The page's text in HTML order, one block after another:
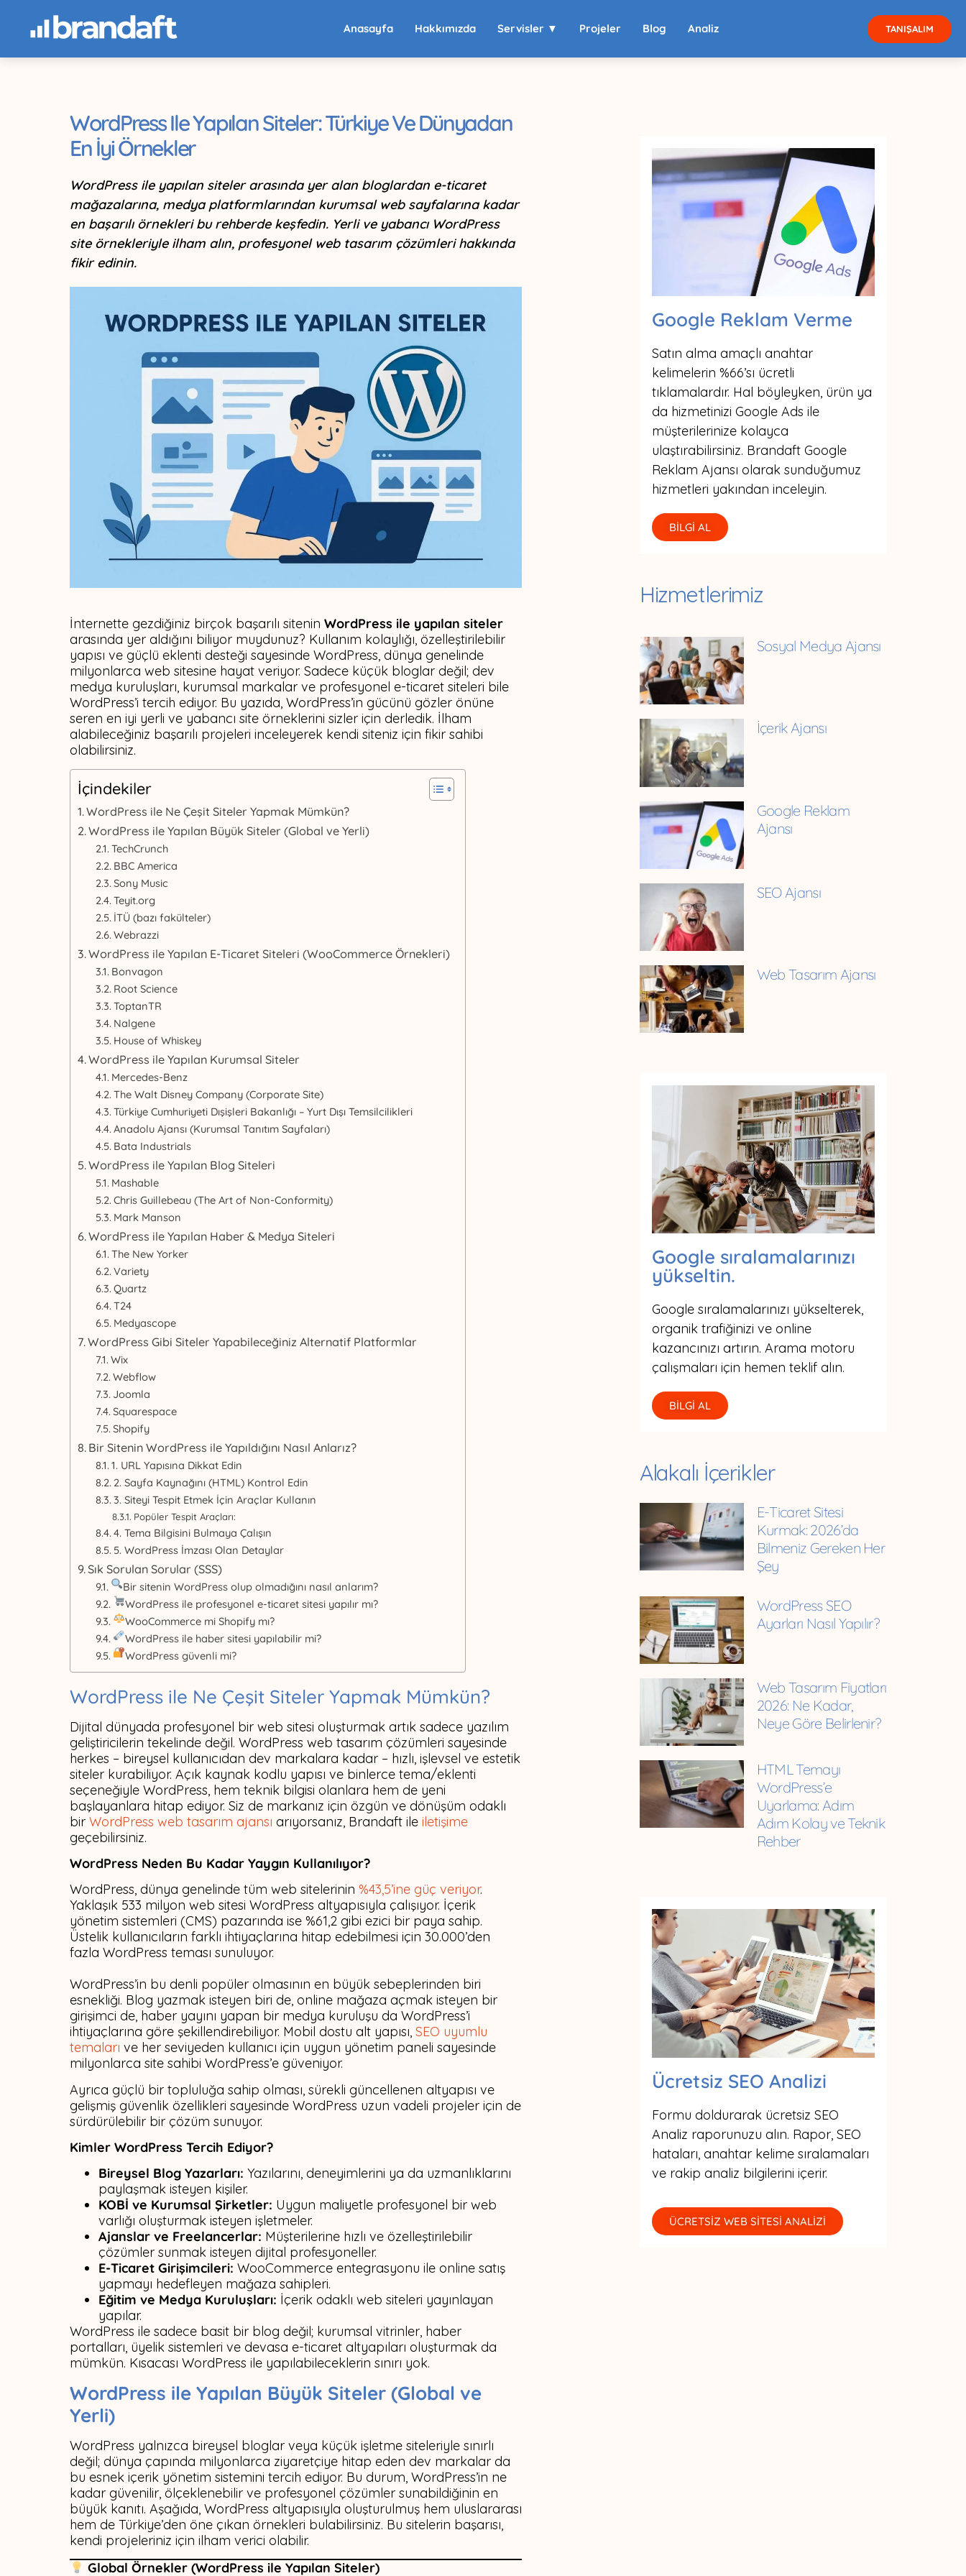
Anasayfa Hakkımızda Servisler ▼ Projeler Blog Analiz TANIŞALIM
WordPress Ile Yapılan Siteler: Türkiye Ve Dünyadan
En İyi Örnekler
WordPress ile yapılan siteler arasında yer alan bloglardan e-ticaret
mağazalarına, medya platformlarından kurumsal web sayfalarına kadar
en başarılı örnekleri bu rehberde keşfedin. Yerli ve yabancı WordPress
site örnekleriyle ilham alın, profesyonel web tasarım çözümleri hakkında
fikir edinin.
İnternette gezdiğiniz birçok başarılı sitenin WordPress ile yapılan siteler
arasında yer aldığını biliyor muydunuz? Kullanım kolaylığı, özelleştirilebilir
yapısı ve güçlü eklenti desteği sayesinde WordPress, dünya genelinde
milyonlarca web sitesine hayat veriyor. Sadece küçük bloglar değil; dev
medya kuruluşları, kurumsal markalar ve profesyonel e-ticaret siteleri bile
WordPress’i tercih ediyor. Bu yazıda, WordPress’in gücünü gözler önüne
seren en iyi yerli ve yabancı site örneklerini sizler için derledik. İlham
alabileceğiniz başarılı projeleri inceleyerek kendi siteniz için fikir sahibi
olabilirsiniz.
İçindekiler
WordPress ile Ne Çeşit Siteler Yapmak Mümkün?
WordPress ile Yapılan Büyük Siteler (Global ve Yerli)
TechCrunch
BBC America
Sony Music
Teyit.org
İTÜ (bazı fakülteler)
Webrazzi
WordPress ile Yapılan E-Ticaret Siteleri (WooCommerce Örnekleri)
Bonvagon
Root Science
ToptanTR
Nalgene
House of Whiskey
WordPress ile Yapılan Kurumsal Siteler
Mercedes-Benz
The Walt Disney Company (Corporate Site)
Türkiye Cumhuriyeti Dışişleri Bakanlığı – Yurt Dışı Temsilcilikleri
Anadolu Ajansı (Kurumsal Tanıtım Sayfaları)
Bata Industrials
WordPress ile Yapılan Blog Siteleri
Mashable
Chris Guillebeau (The Art of Non-Conformity)
Mark Manson
WordPress ile Yapılan Haber & Medya Siteleri
The New Yorker
Variety
Quartz
T24
Medyascope
WordPress Gibi Siteler Yapabileceğiniz Alternatif Platformlar
Wix
Webflow
Joomla
Squarespace
Shopify
Bir Sitenin WordPress ile Yapıldığını Nasıl Anlarız?
1. URL Yapısına Dikkat Edin
2. Sayfa Kaynağını (HTML) Kontrol Edin
3. Siteyi Tespit Etmek İçin Araçlar Kullanın
Popüler Tespit Araçları:
4. Tema Bilgisini Bulmaya Çalışın
5. WordPress İmzası Olan Detaylar
Sık Sorulan Sorular (SSS)
Bir sitenin WordPress olup olmadığını nasıl anlarım?
WordPress ile profesyonel e-ticaret sitesi yapılır mı?
WooCommerce mi Shopify mı?
WordPress ile haber sitesi yapılabilir mi?
WordPress güvenli mi?
WordPress ile Ne Çeşit Siteler Yapmak Mümkün?
Dijital dünyada profesyonel bir web sitesi oluşturmak artık sadece yazılım
geliştiricilerin tekelinde değil. WordPress web tasarım çözümleri sayesinde
herkes – bireysel kullanıcıdan dev markalara kadar – hızlı, işlevsel ve estetik
siteler kurabiliyor. Açık kaynak kodlu yapısı ve binlerce tema/eklenti
seçeneğiyle WordPress, hem teknik bilgisi olanlara hem de yeni
başlayanlara hitap ediyor. Siz de markanız için özgün ve dönüşüm odaklı
bir WordPress web tasarım ajansı arıyorsanız, Brandaft ile iletişime
geçebilirsiniz.
WordPress Neden Bu Kadar Yaygın Kullanılıyor?
WordPress, dünya genelinde tüm web sitelerinin %43,5’ine güç veriyor.
Yaklaşık 533 milyon web sitesi WordPress altyapısıyla çalışıyor. İçerik
yönetim sistemleri (CMS) pazarında ise %61,2 gibi ezici bir paya sahip.
Üstelik kullanıcıların farklı ihtiyaçlarına hitap edebilmesi için 30.000’den
fazla WordPress teması sunuluyor.
WordPress’in bu denli popüler olmasının en büyük sebeplerinden biri
esnekliği. Blog yazmak isteyen biri de, online mağaza açmak isteyen bir
girişimci de, haber yayını yapan bir medya kuruluşu da WordPress’i
ihtiyaçlarına göre şekillendirebiliyor. Mobil dostu alt yapısı, SEO uyumlu
temaları ve her seviyeden kullanıcı için uygun yönetim paneli sayesinde
milyonlarca site sahibi WordPress’e güveniyor.
Ayrıca güçlü bir topluluğa sahip olması, sürekli güncellenen altyapısı ve
gelişmiş güvenlik özellikleri sayesinde WordPress uzun vadeli projeler için de
sürdürülebilir bir çözüm sunuyor.
Kimler WordPress Tercih Ediyor?
Bireysel Blog Yazarları: Yazılarını, deneyimlerini ya da uzmanlıklarını
paylaşmak isteyen kişiler.
KOBİ ve Kurumsal Şirketler: Uygun maliyetle profesyonel bir web
varlığı oluşturmak isteyen işletmeler.
Ajanslar ve Freelancerlar: Müşterilerine hızlı ve özelleştirilebilir
çözümler sunmak isteyen dijital profesyoneller.
E-Ticaret Girişimcileri: WooCommerce entegrasyonu ile online satış
yapmayı hedefleyen mağaza sahipleri.
Eğitim ve Medya Kuruluşları: İçerik odaklı web siteleri yayınlayan
yapılar.
WordPress ile sadece basit bir blog değil; kurumsal vitrinler, haber
portalları, üyelik sistemleri ve devasa e-ticaret altyapıları oluşturmak da
mümkün. Kısacası WordPress ile yapılabileceklerin sınırı yok.
WordPress ile Yapılan Büyük Siteler (Global ve
Yerli)
WordPress yalnızca bireysel bloglar veya küçük işletme siteleriyle sınırlı
değil; dünya çapında milyonlarca ziyaretçiye hitap eden dev markalar da
bu esnek içerik yönetim sistemini tercih ediyor. Bu durum, WordPress’in ne
kadar güvenilir, ölçeklenebilir ve profesyonel çözümler sunabildiğinin en
büyük kanıtı. Aşağıda, WordPress altyapısıyla oluşturulmuş hem uluslararası
hem de Türkiye’den öne çıkan örnekleri bulabilirsiniz. Bu sitelerin başarısı,
kendi projeleriniz için ilham verici olabilir.
Global Örnekler (WordPress ile Yapılan Siteler)
Google Reklam Verme
Satın alma amaçlı anahtar
kelimelerin %66’sı ücretli
tıklamalardır. Hal böyleyken, ürün ya
da hizmetinizi Google Ads ile
müşterilerinize kolayca
ulaştırabilirsiniz. Brandaft Google
Reklam Ajansı olarak sunduğumuz
hizmetleri yakından inceleyin.
BİLGİ AL
Hizmetlerimiz
Sosyal Medya Ajansı
İçerik Ajansı
Google Reklam
Ajansı
SEO Ajansı
Web Tasarım Ajansı
Google sıralamalarınızı
yükseltin.
Google sıralamalarınızı yükselterek,
organik trafiğinizi ve online
kazancınızı artırın. Arama motoru
çalışmaları için hemen teklif alın.
BİLGİ AL
Alakalı İçerikler
E-Ticaret Sitesi
Kurmak: 2026’da
Bilmeniz Gereken Her
Şey
WordPress SEO
Ayarları Nasıl Yapılır?
Web Tasarım Fiyatları
2026: Ne Kadar,
Neye Göre Belirlenir?
HTML Temayı
WordPress’e
Uyarlama: Adım
Adım Kolay ve Teknik
Rehber
Ücretsiz SEO Analizi
Formu doldurarak ücretsiz SEO
Analiz raporunuzu alın. Rapor, SEO
hataları, anahtar kelime sıralamaları
ve rakip analiz bilgilerini içerir.
ÜCRETSİZ WEB SİTESİ ANALİZİ